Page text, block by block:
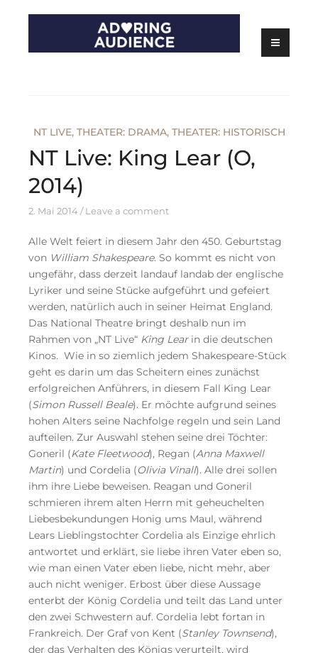
content
NT LIVE, THEATER: DRAMA, THEATER: HISTORISCH
NT Live: King Lear (O,
2014)
2. Mai 2014 Leave a comment
Alle Welt feiert in diesem Jahr den 450. Geburtstag
von William Shakespeare. So kommt es nicht von
ungefähr, dass derzeit landauf landab der englische
Lyriker und seine Stücke aufgeführt und gefeiert
werden, natürlich auch in seiner Heimat England.
Das National Theatre bringt deshalb nun im
Rahmen von „NT Live“ King Learin die deutschen
Kinos. Wie in so ziemlich jedem Shakespeare-Stück
geht es darin um das Scheitern eines zunächst
erfolgreichen Anführers, in diesem Fall King Lear
(Simon Russell Beale). Er möchte aufgrund seines
hohen Alters seine Nachfolge regeln und sein Land
aufteilen. Zur Auswahl stehen seine drei Töchter:
Goneril (Kate Fleetwood), Regan (Anna Maxwell
Martin) und Cordelia (Olivia Vinall). Alle drei sollen
ihm ihre Liebe beweisen. Reagan und Goneril
schmieren ihrem alten Herrn mit geheuchelten
Liebesbekundungen Honig ums Maul, während
Lears Lieblingstochter Cordelia als Einzige ehrlich
antwortet und erklärt, sie liebe ihren Vater eben so,
wie man einen Vater eben liebe, nicht mehr, aber
auch nicht weniger. Erbost über diese Aussage
enterbt der König Cordelia und teilt das Land unter
den zwei Schwestern auf. Cordelia lebt fortan in
Frankreich. Der Graf von Kent (Stanley Townsend),
der das Verhalten des Königs verurteilt, wird